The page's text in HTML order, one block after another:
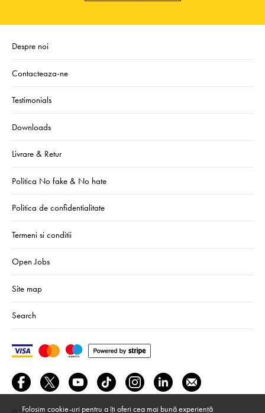
Despre noi
Contacteaza-ne
Testimonials
Downloads
Livrare & Retur
Politica No fake & No hate
Politica de confidentialitate
Termeni si conditii
Open Jobs
Site map
Search
Folosim cookie-uri pentru a îți oferi cea mai bună experiență